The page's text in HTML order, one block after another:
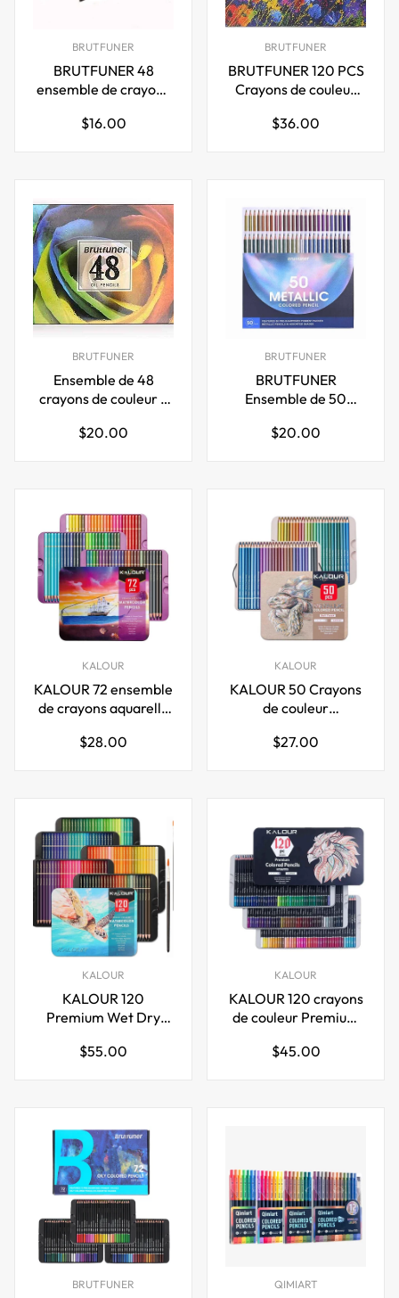
BRUTFUNER
BRUTFUNER 48
ensemble de crayons
pour les enfants
Prix
$16.00
BRUTFUNER
BRUTFUNER 120 PCS
Crayons de couleur
d'huile Ensemble de
Prix
$36.00
BRUTFUNER
Ensemble de 48
crayons de couleur à
BRUTFUNER
Prix
$20.00
BRUTFUNER
BRUTFUNER
Ensemble de 50
couleur métallique
Prix
$20.00
KALOUR
KALOUR 72 ensemble
de crayons aquarelle
qualité supérieure
Prix
$28.00
KALOUR
KALOUR 50 Crayons
de couleur
adulte
Prix
$27.00
KALOUR
KALOUR 120
Premium Wet Dry
avec 2 Pinceau
Prix
$55.00
KALOUR
KALOUR 120 crayons
de couleur Premium
de coloriage pour
Prix
$45.00
BRUTFUNER QIMIART